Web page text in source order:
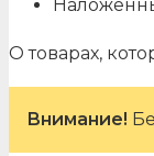
О товарах,
Внимание!